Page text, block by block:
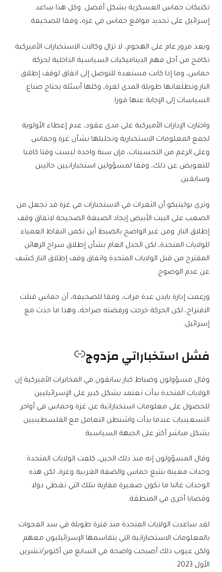
تكتيكات حماس العسكرية بشكل أفضل. وكل هذا ساعد
إسرائيل على تحديد مواقع حماس في غزة، وفقا للصحيفة.
وبعد مرور عام على الهجوم، لا تزال وكالات الاستخبارات الأميركية
تكافح من أجل فهم الديناميكيات السياسية الداخلية لحركة
حماس، وما إذا كانت مستعدة للتوصل إلى اتفاق لوقف إطلاق
النار وتطلعاتها طويلة المدى لغزة، وكلها أسئلة يحتاج صناع
السياسات إلى الإجابة عنها فورا.
واختارت الإدارات الأميركية على مدى عقود، عدم إعطاء الأولوية
لجمع المعلومات الاستخبارية وتحليلها بشأن غزة وحماس.
وعلى الرغم من التحسينات، فإن سنة واحدة ليست وقتا كافيا
للتعويض عن ذلك، وفقا لمسؤولين استخباراتيين حاليين
وسابقين.
وترى بوليتيكو أن الثغرات في الاستخبارات في غزة قد تجعل من
الصعب على البيت الأبيض إيجاد الصيغة الصحيحة لاتفاق وقف
إطلاق النار. ومن غير الواضح بالضبط أين تكمن النقاط العمياء
للولايات المتحدة، لكن الجدل العام بشأن إطلاق سراح الرهائن
المقترح من قبل الولايات المتحدة واتفاق وقف إطلاق النار كشف
عن عدم الوضوح.
وزعمت إدارة بايدن عدة مرات، وفقا للصحيفة، أن حماس قبلت
الاقتراح، لكن الحركة خرجت ورفضته صراحة، وهذا ما حدث مع
إسرائيل.
فشل استخباراتي مزدوج
وقال مسؤولون وضباط كبار سابقون في المخابرات الأميركية إن
الولايات المتحدة بدأت تعتمد بشكل كبير على الإسرائيليين
للحصول على معلومات استخباراتية عن غزة وحماس في أواخر
التسعينيات عندما بدأت واشنطن التعامل مع الفلسطينيين
بشكل مباشر أكثر على الجبهة السياسية.
وقال المسؤولون إنه منذ ذلك الحين، كلفت الولايات المتحدة
وحدات معينة بتتبع حماس والضفة الغربية وغزة، لكن هذه
الوحدات غالبا ما تكون صغيرة مقارنة بتلك التي تغطي دولا
وقضايا أخرى في المنطقة.
لقد ساعدت الولايات المتحدة منذ فترة طويلة في سد الفجوات
بالمعلومات الاستخباراتية التي يتقاسمها الإسرائيليون معهم.
ولكن عيوب ذلك أصبحت واضحة في السابع من أكتوبر/تشرين
الأول 2023.